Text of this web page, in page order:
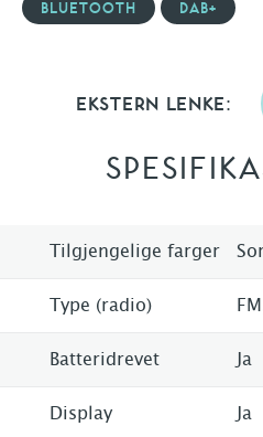
BLUETOOTH DAB+
EKSTERN LENKE:
Tilgjengelige farger
Type (radio)
Batteridrevet Ja
Display Ja